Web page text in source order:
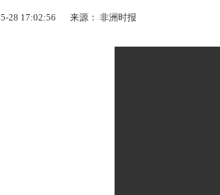
28 17:02:56 来源： 非洲时报